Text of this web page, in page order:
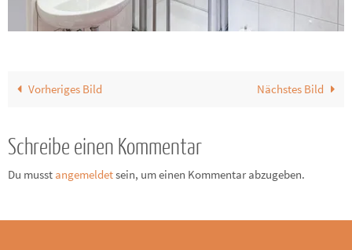
Vorheriges Bild Nächstes Bild
Schreibe einen Kommentar
Du musst angemeldetsein, um einen Kommentar abzugeben.